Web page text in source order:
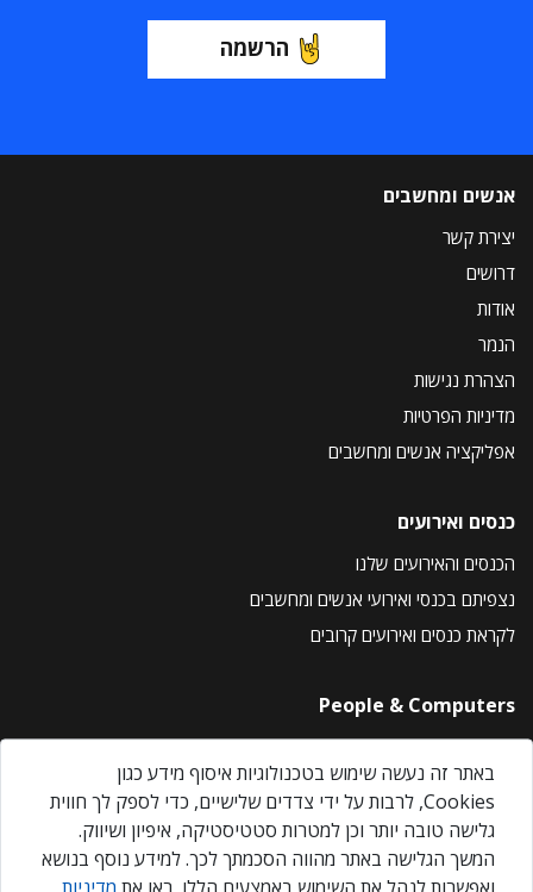
הרשמה
אנשים ומחשבים
יצירת קשר
דרושים
אודות
הנמר
הצהרת נגישות
מדיניות הפרטיות
אפליקציה אנשים ומחשבים
כנסים ואירועים
הכנסים והאירועים שלנו
נצפיתם בכנסי ואירועי אנשים ומחשבים
לקראת כנסים ואירועים קרובים
People & Computers
About Us
Privacy Policy
Contact Us
Our Events
באתר זה נעשה שימוש בטכנולוגיות איסוף מידע כגון
Cookies, לרבות על ידי צדדים שלישיים, כדי לספק לך חווית
גלישה טובה יותר וכן למטרות סטטיסטיקה, איפיון ושיווק.
המשך הגלישה באתר מהווה הסכמתך לכך. למידע נוסף בנושא